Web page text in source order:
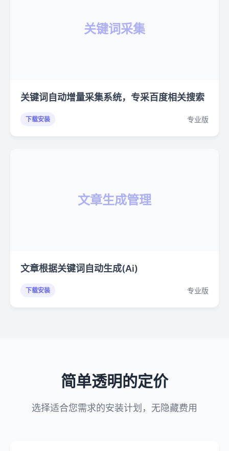
关键词采集
关键词自动增量采集系统，专采百度相关搜索
下载安装 专业版
文章生成管理
文章根据关键词自动生成(Ai)
下载安装 专业版
简单透明的定价
选择适合您需求的安装计划，无隐藏费用